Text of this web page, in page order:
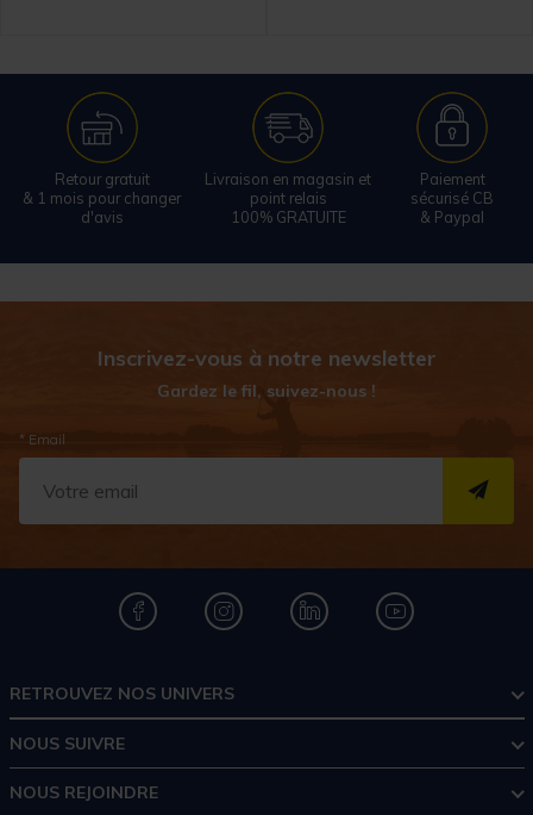
Retour gratuit
& 1 mois pour changer
d'avis
Livraison en magasin et
point relais
100% GRATUITE
Paiement
sécurisé CB
& Paypal
Inscrivez-vous à notre newsletter
Gardez le fil, suivez-nous !
* Email
RETROUVEZ NOS UNIVERS
NOUS SUIVRE
NOUS REJOINDRE